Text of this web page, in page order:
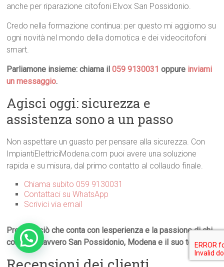
anche per riparazione citofoni Elvox San Possidonio.
Credo nella formazione continua: per questo mi aggiorno su
ogni novità nel mondo della domotica e dei videocitofoni
smart.
Parliamone insieme: chiama il059 9130031 oppure inviami
un messaggio.
Agisci oggi: sicurezza e
assistenza sono a un passo
Non aspettare un guasto per pensare alla sicurezza. Con
ImpiantiElettriciModena.com puoi avere una soluzione
rapida e su misura, dal primo contatto al collaudo finale.
Chiama subito 059 9130031
Contattaci su WhatsApp
Scrivici via email
Proteggi ciò che conta con lesperienza e la passione di chi
conosce davvero San Possidonio, Modena e il suo territorio.